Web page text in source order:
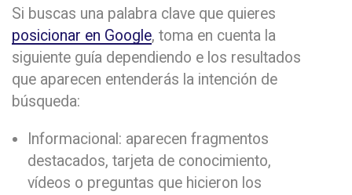
Si buscas una palabra clave que quieres
posicionar en Google, toma en cuenta la
siguiente guía dependiendo e los resultados
que aparecen entenderás la intención de
búsqueda:
Informacional: aparecen fragmentos
destacados, tarjeta de conocimiento,
vídeos o preguntas que hicieron los